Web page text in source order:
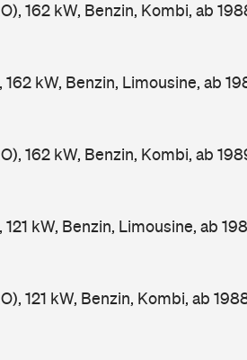
162 kW, Benzin, Kombi, ab
kW, Benzin, Limousine, ab
162 kW, Benzin, Kombi, ab
kW, Benzin, Limousine, ab
121 kW, Benzin, Kombi, ab